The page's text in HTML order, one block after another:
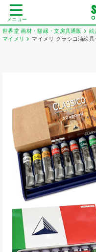
メニュー
世界堂 画材・額縁・文房具通販 絵
マイメリ
マイメリ クラシコ油絵具